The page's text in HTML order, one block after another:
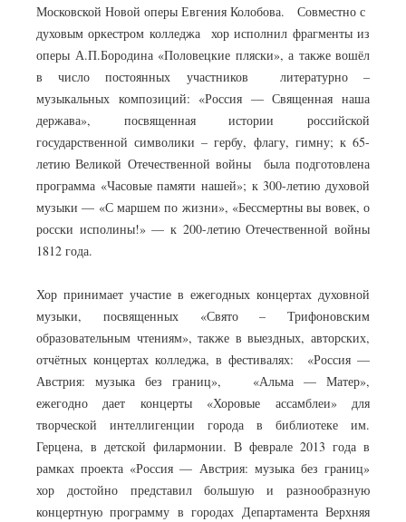
Московской Новой оперы Евгения Колобова. Совместно с
духовым оркестром колледжа хор исполнил фрагменты из
оперы А.П.Бородина «Половецкие пляски», а также вошёл
в число постоянных участников литературно –
музыкальных композиций: «Россия — Священная наша
держава», посвященная истории российской
государственной символики – гербу, флагу, гимну; к 65-
летию Великой Отечественной войны была подготовлена
программа «Часовые памяти нашей»; к 300-летию духовой
музыки — «С маршем по жизни», «Бессмертны вы вовек, о
росски исполины!» — к 200-летию Отечественной войны
1812 года.
Хор принимает участие в ежегодных концертах духовной
музыки, посвященных «Свято – Трифоновским
образовательным чтениям», также в выездных, авторских,
отчётных концертах колледжа, в фестивалях: «Россия —
Австрия: музыка без границ», «Альма — Матер»,
ежегодно дает концерты «Хоровые ассамблеи» для
творческой интеллигенции города в библиотеке им.
Герцена, в детской филармонии. В феврале 2013 года в
рамках проекта «Россия — Австрия: музыка без границ»
хор достойно представил большую и разнообразную
концертную программу в городах Департамента Верхняя